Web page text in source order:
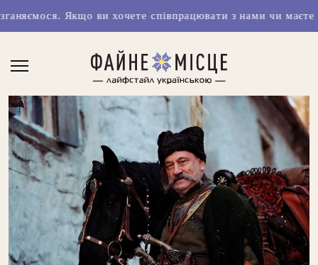
співпрацювати з нами чи маєте класні ідеї,